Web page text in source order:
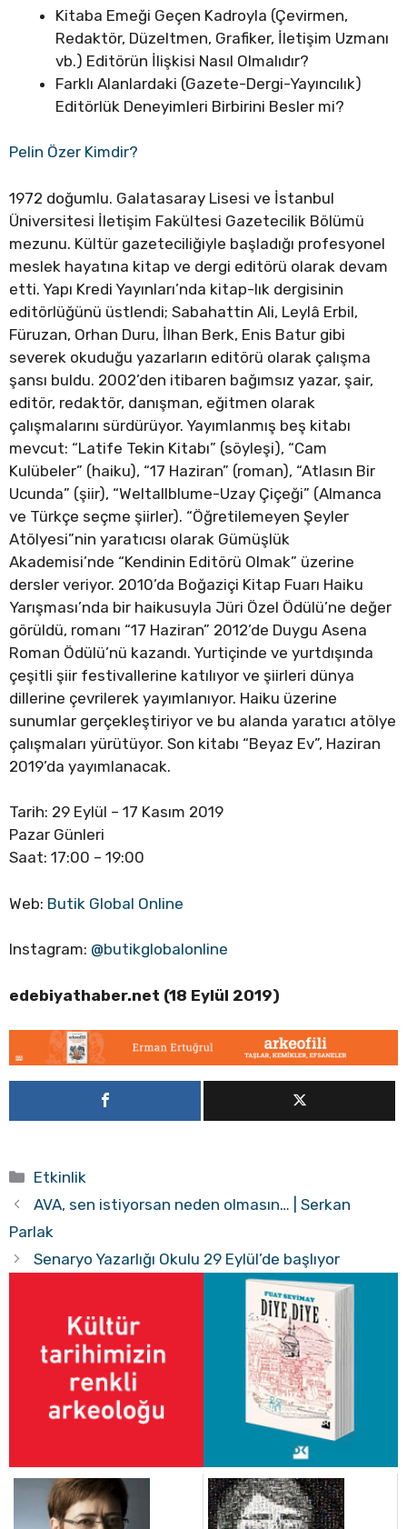
Kitaba Emeği Geçen Kadroyla (Çevirmen,
Redaktör, Düzeltmen, Grafiker, İletişim Uzmanı
vb.) Editörün İlişkisi Nasıl Olmalıdır?
Farklı Alanlardaki (Gazete-Dergi-Yayıncılık)
Editörlük Deneyimleri Birbirini Besler mi?
Pelin Özer Kimdir?
1972 doğumlu. Galatasaray Lisesi ve İstanbul
Üniversitesi İletişim Fakültesi Gazetecilik Bölümü
mezunu. Kültür gazeteciliğiyle başladığı profesyonel
meslek hayatına kitap ve dergi editörü olarak devam
etti. Yapı Kredi Yayınları’nda kitap-lık dergisinin
editörlüğünü üstlendi; Sabahattin Ali, Leylâ Erbil,
Füruzan, Orhan Duru, İlhan Berk, Enis Batur gibi
severek okuduğu yazarların editörü olarak çalışma
şansı buldu. 2002’den itibaren bağımsız yazar, şair,
editör, redaktör, danışman, eğitmen olarak
çalışmalarını sürdürüyor. Yayımlanmış beş kitabı
mevcut: “Latife Tekin Kitabı” (söyleşi), “Cam
Kulübeler” (haiku), “17 Haziran” (roman), “Atlasın Bir
Ucunda” (şiir), “Weltallblume-Uzay Çiçeği” (Almanca
ve Türkçe seçme şiirler). “Öğretilemeyen Şeyler
Atölyesi”nin yaratıcısı olarak Gümüşlük
Akademisi’nde “Kendinin Editörü Olmak” üzerine
dersler veriyor. 2010’da Boğaziçi Kitap Fuarı Haiku
Yarışması’nda bir haikusuyla Jüri Özel Ödülü’ne değer
görüldü, romanı “17 Haziran” 2012’de Duygu Asena
Roman Ödülü’nü kazandı. Yurtiçinde ve yurtdışında
çeşitli şiir festivallerine katılıyor ve şiirleri dünya
dillerine çevrilerek yayımlanıyor. Haiku üzerine
sunumlar gerçekleştiriyor ve bu alanda yaratıcı atölye
çalışmaları yürütüyor. Son kitabı “Beyaz Ev”, Haziran
2019’da yayımlanacak.
Tarih: 29 Eylül – 17 Kasım 2019
Pazar Günleri
Saat: 17:00 – 19:00
Web: Butik Global Online
Instagram: @butikglobalonline
edebiyathaber.net (18 Eylül 2019)
Kategoriler
Etkinlik
AVA, sen istiyorsan neden olmasın… | Serkan
Parlak
Senaryo Yazarlığı Okulu 29 Eylül’de başlıyor